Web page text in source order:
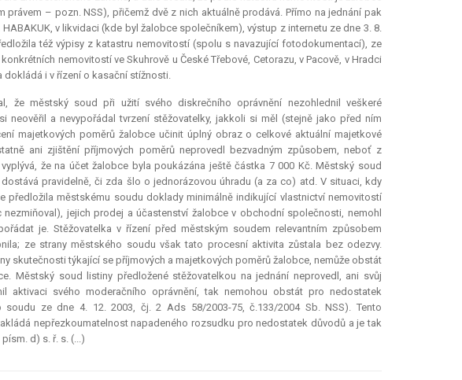
– pozn. NSS), přičemž dvě z nich aktuálně prodává. Přímo na jednání pak
v likvidaci (kde byl žalobce společníkem), výstup z internetu ze dne 3. 8.
též výpisy z katastru nemovitostí (spolu s navazující fotodokumentací), ze
nemovitostí ve Skuhrově u České Třebové, Cetorazu, v Pacově, v Hradci
dokládá i v řízení o kasační stížnosti.
že městský soud při užití svého diskrečního oprávnění nezohlednil veškeré
neověřil a nevypořádal tvrzení stěžovatelky, jakkoli si měl (stejně jako před ním
majetkových poměrů žalobce učinit úplný obraz o celkové aktuální majetkové
ani zjištění příjmových poměrů neprovedl bezvadným způsobem, neboť z
že na účet žalobce byla poukázána ještě částka 7 000 Kč. Městský soud
pravidelně, či zda šlo o jednorázovou úhradu (a za co) atd. V situaci, kdy
předložila městskému soudu doklady minimálně indikující vlastnictví nemovitostí
jejich prodej a účastenství žalobce v obchodní společnosti, nemohl
je. Stěžovatelka v řízení před městským soudem relevantním způsobem
ze strany městského soudu však tato procesní aktivita zůstala bez odezvy.
skutečnosti týkající se příjmových a majetkových poměrů žalobce, nemůže obstát
Městský soud listiny předložené stěžovatelkou na jednání neprovedl, ani svůj
aktivaci svého moderačního oprávnění, tak nemohou obstát pro nedostatek
ze dne 4. 12. 2003, čj. 2 Ads 58/2003-75, č.133/2004 Sb. NSS). Tento
nepřezkoumatelnost napadeného rozsudku pro nedostatek důvodů a je tak
d) s. ř. s. (...)